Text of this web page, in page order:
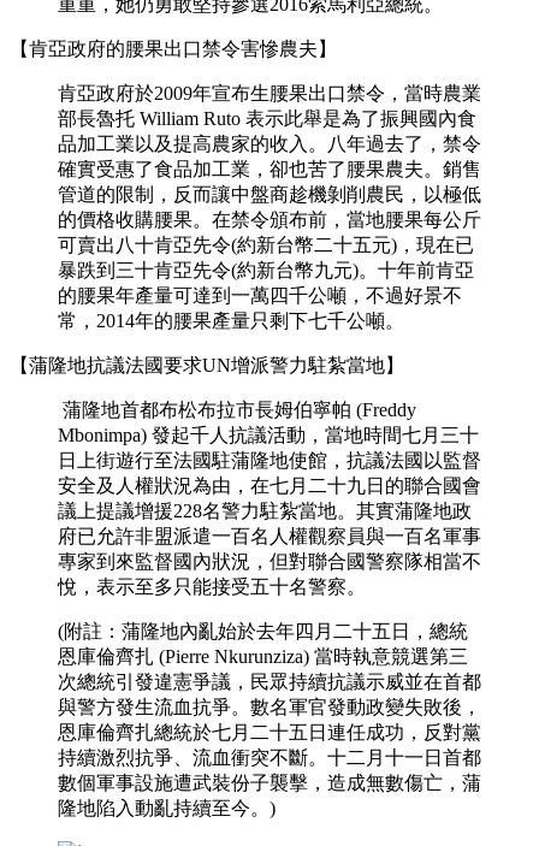
重重，她仍勇敢堅持參選2016索馬利亞總統。
【肯亞政府的腰果出口禁令害慘農夫】
肯亞政府於2009年宣布生腰果出口禁令，當時農業
部長魯托 William Ruto 表示此舉是為了振興國內食
品加工業以及提高農家的收入。八年過去了，禁令
確實受惠了食品加工業，卻也苦了腰果農夫。銷售
管道的限制，反而讓中盤商趁機剝削農民，以極低
的價格收購腰果。在禁令頒布前，當地腰果每公斤
可賣出八十肯亞先令(約新台幣二十五元)，現在已
暴跌到三十肯亞先令(約新台幣九元)。十年前肯亞
的腰果年產量可達到一萬四千公噸，不過好景不
常，2014年的腰果產量只剩下七千公噸。
【蒲隆地抗議法國要求UN增派警力駐紮當地】
蒲隆地首都布松布拉市長姆伯寧帕 (Freddy
Mbonimpa) 發起千人抗議活動，當地時間七月三十
日上街遊行至法國駐蒲隆地使館，抗議法國以監督
安全及人權狀況為由，在七月二十九日的聯合國會
議上提議增援228名警力駐紮當地。其實蒲隆地政
府已允許非盟派遣一百名人權觀察員與一百名軍事
專家到來監督國內狀況，但對聯合國警察隊相當不
悅，表示至多只能接受五十名警察。
(附註：蒲隆地內亂始於去年四月二十五日，總統
恩庫倫齊扎 (Pierre Nkurunziza) 當時執意競選第三
次總統引發違憲爭議，民眾持續抗議示威並在首都
與警方發生流血抗爭。數名軍官發動政變失敗後，
恩庫倫齊扎總統於七月二十五日連任成功，反對黨
持續激烈抗爭、流血衝突不斷。十二月十一日首都
數個軍事設施遭武裝份子襲擊，造成無數傷亡，蒲
隆地陷入動亂持續至今。)